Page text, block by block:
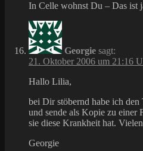
In Celle wohnst Du – Das
Georgie sagt:
21. Oktober 2006 um 21:16
Hallo Lilia,
bei Dir stöbernd habe ich
und sende als Kopie zu
sie diese Krankheit hat.
Georgie